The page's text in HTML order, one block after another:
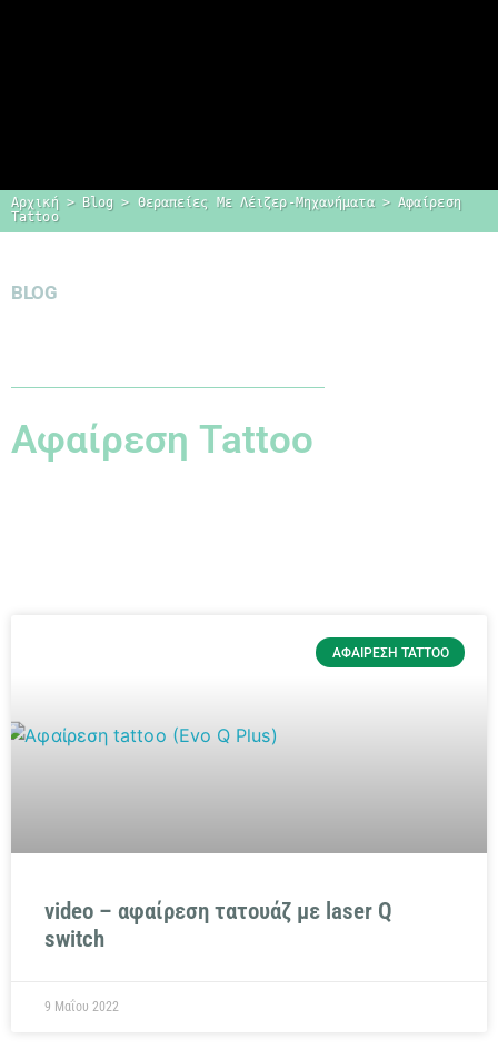
Dr. Δημήτρης
Αρχική > Blog > Θεραπείες Με Λέιζερ-Μηχανήματα > Αφαίρεση
Tattoo
BLOG
Αφαίρεση Tattoo
ΑΦΑΊΡΕΣΗ TATTOO
video – αφαίρεση τατουάζ με laser Q
switch
9 Μαΐου 2022